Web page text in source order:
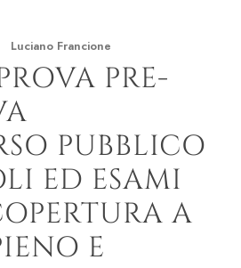
Luciano Francione
PRE-
PUBBLICO
ED ESAMI
A
E